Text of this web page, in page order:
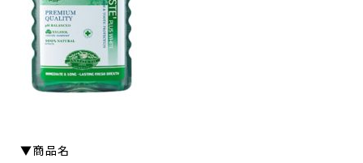
▼商品名